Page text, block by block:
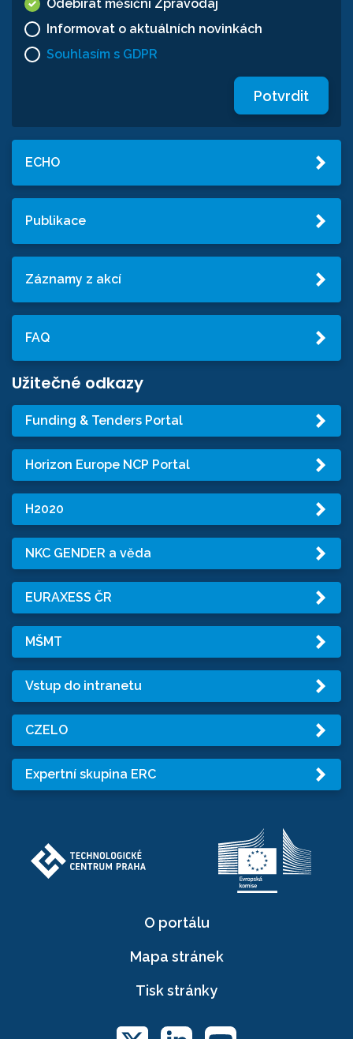
Odebírat měsíční Zpravodaj
Informovat o aktuálních novinkách
Souhlasím s GDPR
Potvrdit
ECHO
Publikace
Záznamy z akcí
FAQ
Užitečné odkazy
Funding & Tenders Portal
Horizon Europe NCP Portal
H2020
NKC GENDER a věda
EURAXESS ČR
MŠMT
Vstup do intranetu
CZELO
Expertní skupina ERC
O portálu
Mapa stránek
Tisk stránky